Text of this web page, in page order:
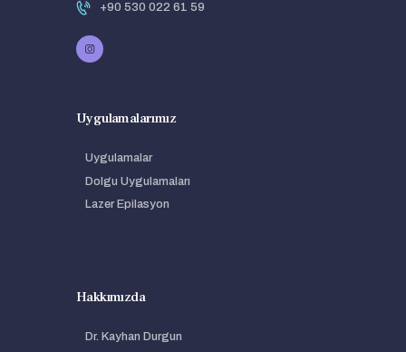
+90 530 022 61 59
Uygulamalarımız
Uygulamalar
Dolgu Uygulamaları
Lazer Epilasyon
Hakkımızda
Dr. Kayhan Durgun